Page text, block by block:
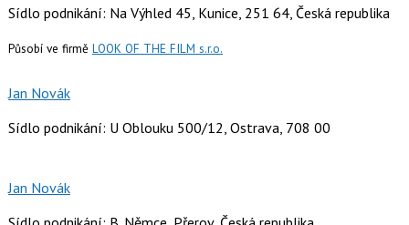
Sídlo podnikání: Na Výhled 45, Kunice, 251 64, Česká republika
Působí ve firmě LOOK OF THE FILM s.r.o.
Jan Novák
Sídlo podnikání: U Oblouku 500/12, Ostrava, 708 00
Jan Novák